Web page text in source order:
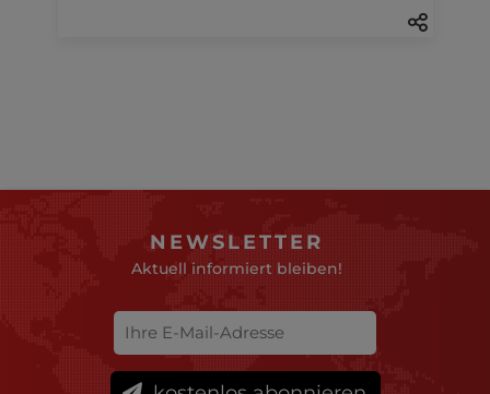
NEWSLETTER
Aktuell informiert bleiben!